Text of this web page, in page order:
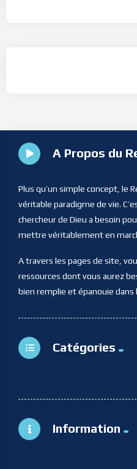
A Propos du
Plus qu’un simple concept, le
véritable paradigme de vie.
chercheur de Dieu a besoin
mettre véritablement en
A travers les pages de site,
ressources dont vous aurez
bien remplie et épanouie dans
Catégories
Information